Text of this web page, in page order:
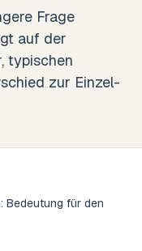
Frage
auf der
typischen
zur Einzel-
Bedeutung für den